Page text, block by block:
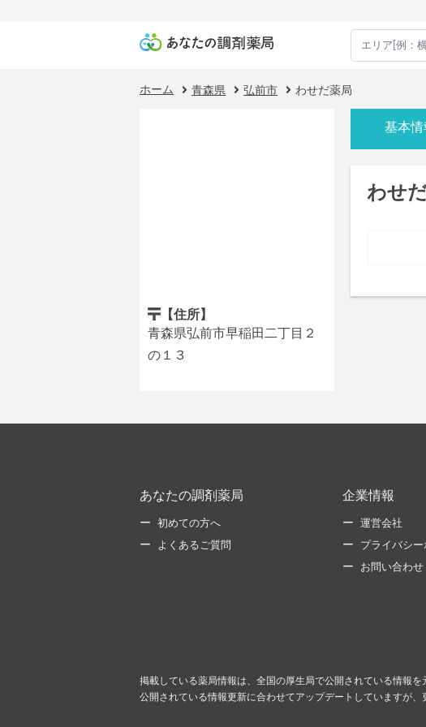
ホーム 青森県 弘前市 わせだ薬局
【住所】
青森県弘前市早稲田二丁目２
の１３
基本情
わせ
あなたの調剤薬局
初めての方へ
よくあるご質問
企業情報
運営会社
プライバシー
お問い合わせ
掲載している薬局情報は、全国の厚生局で公開されている情報を
公開されている情報更新に合わせてアップデートしていますが